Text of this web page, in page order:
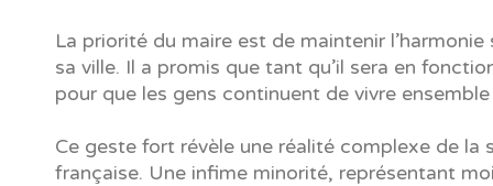
La priorité du maire est de maintenir l’harmonie
sa ville. Il a promis que tant qu’il sera en
pour que les gens continuent de vivre
Ce geste fort révèle une réalité complexe de la
française. Une infime minorité, représentant